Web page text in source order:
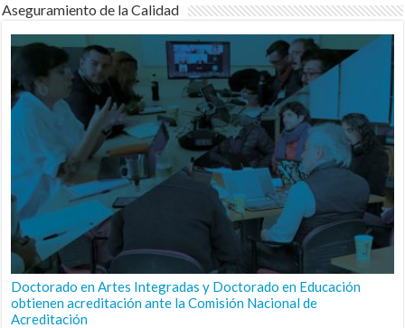
Aseguramiento de la Calidad
Doctorado en Artes Integradas y Doctorado en Educación
obtienen acreditación ante la Comisión Nacional de
Acreditación